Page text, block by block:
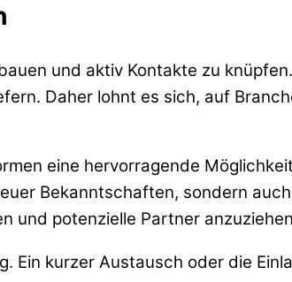
und aktiv Kontakte zu knüpfen.
Daher lohnt es sich, auf
eine hervorragende
Bekanntschaften, sondern
und potenzielle Partner
kurzer Austausch oder die